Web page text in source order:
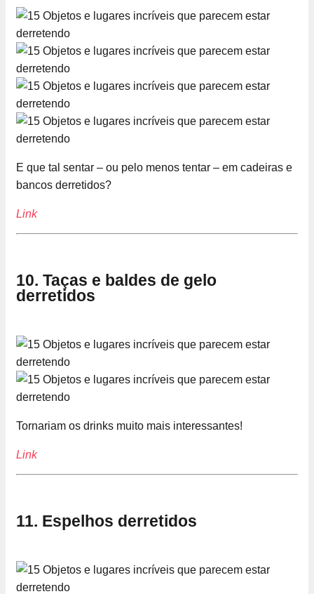
E que tal sentar – ou pelo menos tentar – em cadeiras e
bancos derretidos?
Link
10. Taças e baldes de gelo
derretidos
Tornariam os drinks muito mais interessantes!
Link
11. Espelhos derretidos